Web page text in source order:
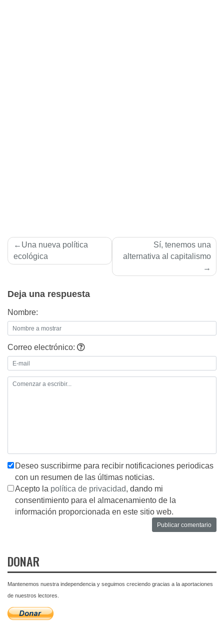
Navegación
de
Una nueva polí­tica
ecológica
Sí­, tenemos una
alternativa al capitalismo
Deja una respuesta
Nombre:
Correo electrónico:
Deseo suscribirme para recibir notificaciones periodicas
con un resumen de las últimas noticias.
Acepto la política de privacidad, dando mi
consentimiento para el almacenamiento de la
información proporcionada en este sitio web.
DONAR
Mantenemos nuestra independencia y seguimos creciendo gracias a la aportaciones
de nuestros lectores.